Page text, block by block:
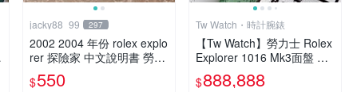
jacky88_99 297
2002 2004 年份 rolex explo
rer 探險家 中文說明書 勞力
士 114270 16570
$550
Tw Watch・時計腕錶
【Tw Watch】勞力士 Rolex
Explorer 1016 Mk3面盤 附
勞服發票 私人收藏
$888,888